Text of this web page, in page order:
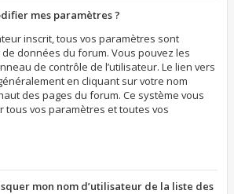
mes paramètres ?
inscrit, tous vos paramètres sont
données du forum. Vous pouvez les
de contrôle de l’utilisateur. Le lien vers
en cliquant sur votre nom
des pages du forum. Ce système vous
tous vos paramètres et toutes vos
mon nom d’utilisateur de la liste des